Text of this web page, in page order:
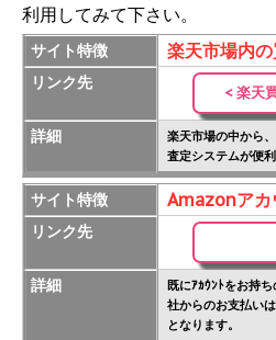
利用してみて下さい。
サイト特徴 楽天市場内の
リンク先
< 楽天
詳細
楽天市場の中から
査定システムが便
サイト特徴 Amazonアカ
リンク先
詳細 既にｱｶｳﾝﾄをお持
社からのお支払い
となります。